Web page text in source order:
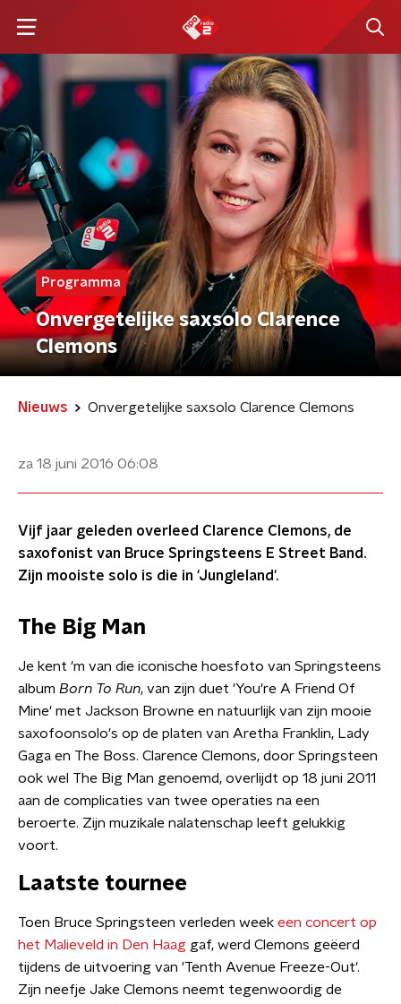
Programma
Onvergetelijke saxsolo Clarence
Clemons
Nieuws Onvergetelijke saxsolo Clarence Clemons
za 18 juni 2016 06:08
Vijf jaar geleden overleed Clarence Clemons, de
saxofonist van Bruce Springsteens E Street Band.
Zijn mooiste solo is die in 'Jungleland'.
The Big Man
Je kent 'm van die iconische hoesfoto van Springsteens
album Born To Run, van zijn duet 'You're A Friend Of
Mine' met Jackson Browne en natuurlijk van zijn mooie
saxofoonsolo's op de platen van Aretha Franklin, Lady
Gaga en The Boss. Clarence Clemons, door Springsteen
ook wel The Big Man genoemd, overlijdt op 18 juni 2011
aan de complicaties van twee operaties na een
beroerte. Zijn muzikale nalatenschap leeft gelukkig
voort.
Laatste tournee
Toen Bruce Springsteen verleden week een concert op
het Malieveld in Den Haag gaf, werd Clemons geëerd
tijdens de uitvoering van 'Tenth Avenue Freeze-Out'.
Zijn neefje Jake Clemons neemt tegenwoordig de